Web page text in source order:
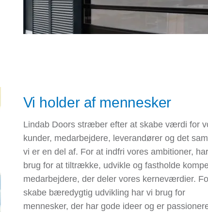
Vi holder af mennesker
Lindab Doors stræber efter at skabe værdi for
kunder, medarbejdere, leverandører og det
vi er en del af. For at indfri vores ambitioner,
brug for at tiltrække, udvikle og fastholde
medarbejdere, der deler vores kerneværdier.
skabe bæredygtig udvikling har vi brug for
mennesker, der har gode ideer og er